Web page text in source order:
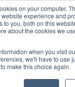
on your computer.
experience and
to you, both on this
about the cookies we
when you visit
we'll have to use
make this choice again.